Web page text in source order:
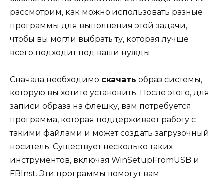
рассмотрим, как можно использовать разные
программы для выполнения этой задачи,
чтобы вы могли выбрать ту, которая лучше
всего подходит под ваши нужды.
Сначала необходимо скачать образ системы,
которую вы хотите установить. После этого, для
записи образа на флешку, вам потребуется
программа, которая поддерживает работу с
такими файлами и может создать загрузочный
носитель. Существует несколько таких
инструментов, включая WinSetupFromUSB и
FBInst. Эти программы помогут вам